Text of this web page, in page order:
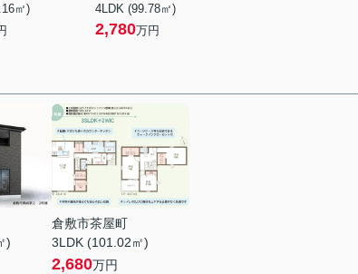
㎡)
4LDK (99.78㎡)
2,780万円
)
倉敷市茶屋町
3LDK (101.02㎡)
2,680万円